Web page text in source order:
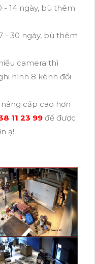
- 14 ngày, bù thêm
- 30 ngày, bù thêm
camera thì
hình 8 kênh đổi
cấp cao hơn
11 23 99 để được
ạ!